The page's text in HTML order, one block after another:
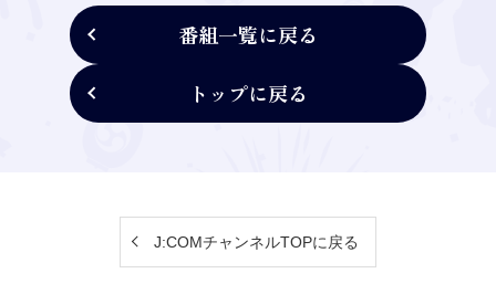
番組一覧に戻る
トップに戻る
J:COMチャンネルTOPに戻る